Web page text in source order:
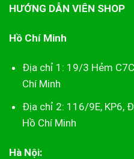
HƯỚNG DẪN VIÊN SHOP
Hồ Chí Minh
Địa chỉ 1: 19/3 Hẻm
Chí Minh
Địa chỉ 2: 116/9E, KP6,
Hồ Chí Minh
Hà Nội: